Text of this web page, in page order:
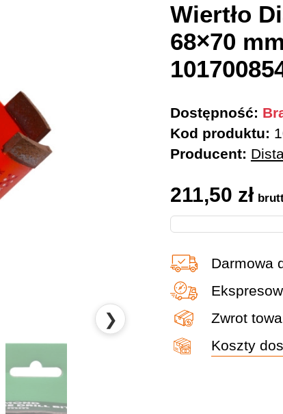
❯
Wiertło
68×70
Dostępność:
Kod produktu:
Producent:
211,50 zł
Darmowa
Zwrot
Koszty